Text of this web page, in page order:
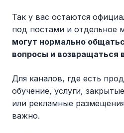
Так у вас остаются
под постами и отдельное
могут нормально
вопросы и возвращаться
Для каналов, где есть
обучение, услуги,
или рекламные
важно.